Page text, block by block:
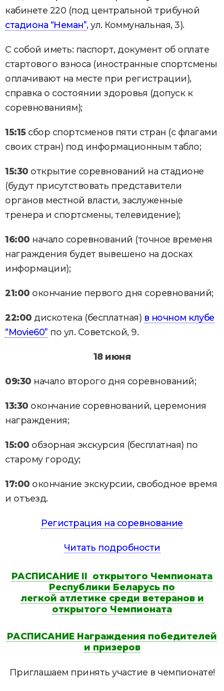
кабинете 220 (под центральной трибуной
стадиона “Неман”, ул. Коммунальная, 3).
С собой иметь: паспорт, документ об оплате
стартового взноса (иностранные спортсмены
оплачивают на месте при регистрации),
справка о состоянии здоровья (допуск к
соревнованиям);
15:15сбор спортсменов пяти стран (с флагами
своих стран) под информационным табло;
15:30 открытие соревнований на стадионе
(будут присутствовать представители
органов местной власти, заслуженные
тренера и спортсмены, телевидение);
16:00 начало соревнований (точное временя
награждения будет вывешено на досках
информации);
21:00 окончание первого дня соревнований;
22:00 дискотека (бесплатная) в ночном клубе
“Movie60” по ул. Советской, 9.
18 июня
09:30 начало второго дня соревнований;
13:30 окончание соревнований, церемония
награждения;
15:00 обзорная экскурсия (бесплатная) по
старому городу;
17:00 окончание экскурсии, свободное время
и отъезд.
Регистрация на соревнование
Читать подробности
РАСПИСАНИЕ II открытого Чемпионата
Республики Беларусь по
легкой атлетике среди ветеранов и
открытого Чемпионата
РАСПИСАНИЕ Награждения победителей
и призеров
Приглашаем принять участие в чемпионате!